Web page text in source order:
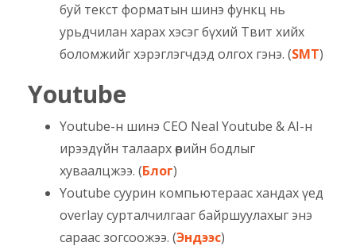
буй текст форматын шинэ функц нь
урьдчилан харах хэсэг бүхий Твит хийх
боломжийг хэрэглэгчдэд олгох гэнэ. (SMT)
Youtube
Youtube-н шинэ CEO Neal Youtube & AI-н
ирээдүйн талаарх өөрийн бодлыг
хуваалцжээ. (Блог)
Youtube суурин компьютераас хандах үед
overlay сурталчилгааг байршуулахыг энэ
сараас зогсоожээ. (Эндээс)